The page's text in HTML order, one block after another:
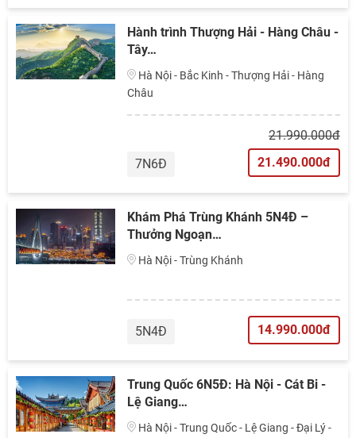
Hành trình Thượng Hải - Hàng Châu -
Tây…
Châu
7N6Đ
21.990.000đ
21.490.000đ
Khám Phá Trùng Khánh 5N4Đ –
Thưởng Ngoạn…
Hà Nội - Trùng Khánh
5N4Đ 14.990.000đ
Trung Quốc 6N5Đ: Hà Nội - Cát Bi -
Lệ Giang…